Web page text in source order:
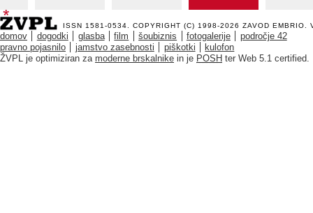
ISSN 1581-0534. COPYRIGHT (C) 1998-2026 ZAVOD EMBRIO .
domov dogodki glasba film šoubiznis fotogalerije
področje 42
pravno pojasnilo
jamstvo zasebnosti piškotki
kulofon
ŽVPL je optimiziran za moderne brskalnike in je POSH ter Web 5.1 certified.